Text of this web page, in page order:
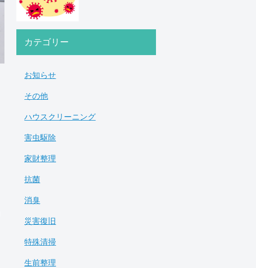
カテゴリー
お知らせ
その他
ハウスクリーニング
害虫駆除
家財整理
抗菌
消臭
災害復旧
特殊清掃
生前整理